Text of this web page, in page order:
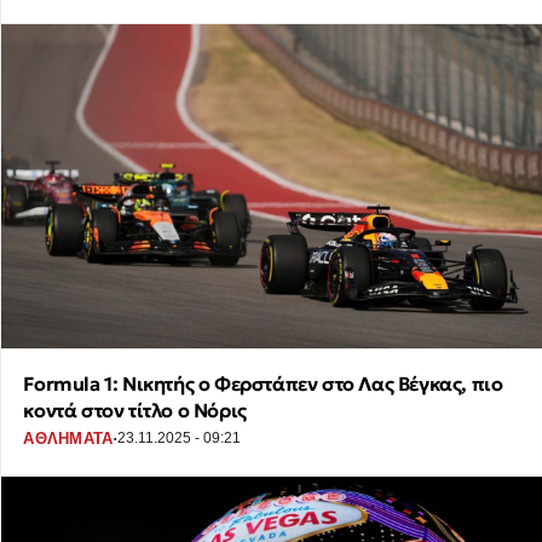
Formula 1: Νικητής ο Φερστάπεν στο Λας Βέγκας, πιο
κοντά στον τίτλο ο Νόρις
ΑΘΛΗΜΑΤΑ·23.11.2025 - 09:21